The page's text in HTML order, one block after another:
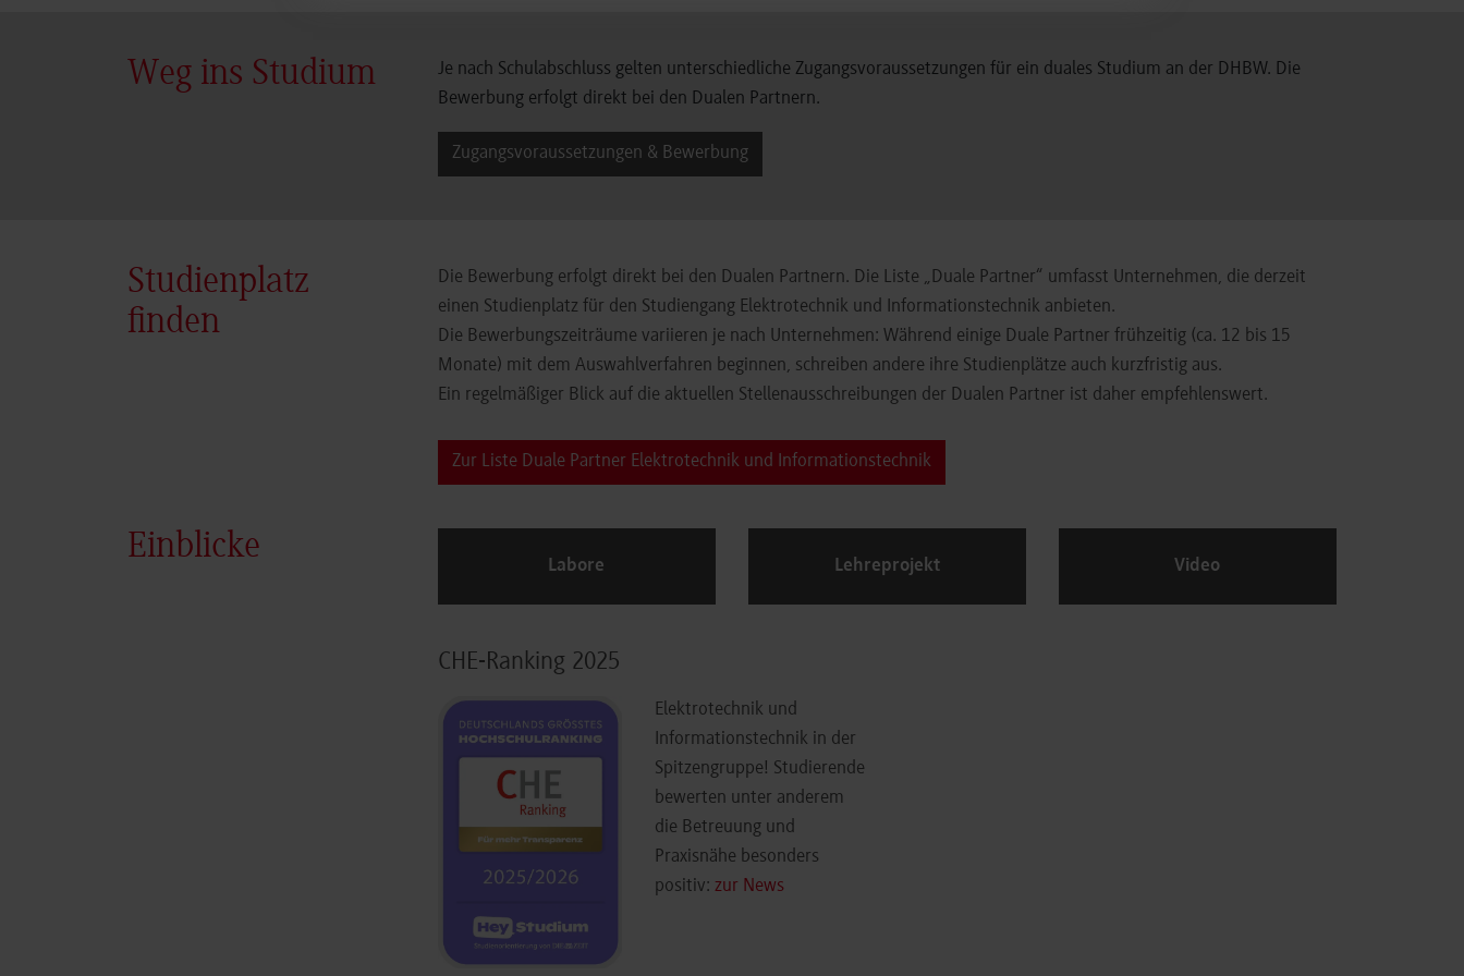
Weg ins Studium
Je nach Schulabschluss gelten unterschiedliche Zugangsvoraussetzungen für ein duales Studium an der DHBW. Die
Bewerbung erfolgt direkt bei den Dualen Partnern.
Zugangsvoraussetzungen & Bewerbung
Studienplatz
finden
Die Bewerbung erfolgt direkt bei den Dualen Partnern. Die Liste „Duale Partner“ umfasst Unternehmen, die derzeit
einen Studienplatz für den Studiengang Elektrotechnik und Informationstechnik anbieten.
Die Bewerbungszeiträume variieren je nach Unternehmen: Während einige Duale Partner frühzeitig (ca. 12 bis 15
Monate) mit dem Auswahlverfahren beginnen, schreiben andere ihre Studienplätze auch kurzfristig aus.
Ein regelmäßiger Blick auf die aktuellen Stellenausschreibungen der Dualen Partner ist daher empfehlenswert.
Zur Liste Duale Partner Elektrotechnik und Informationstechnik
Einblicke Labore Lehreprojekt Video
CHE-Ranking 2025
Elektrotechnik und
Informationstechnik in der
Spitzengruppe! Studierende
bewerten unter anderem
die Betreuung und
Praxisnähe besonders
positiv: zur News